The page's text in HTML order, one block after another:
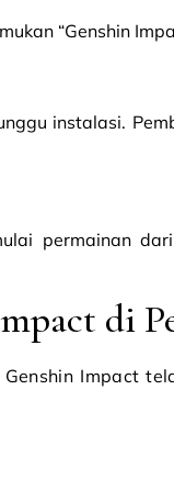
“Genshin
instalasi.
permainan
di
Impact